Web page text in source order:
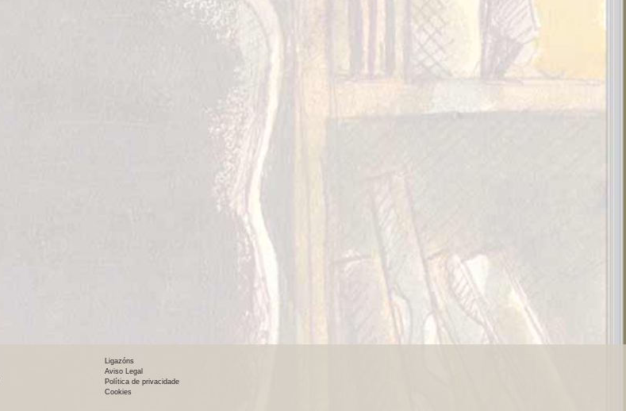
Ligazóns
Aviso Legal
Política de privacidade
Cookies